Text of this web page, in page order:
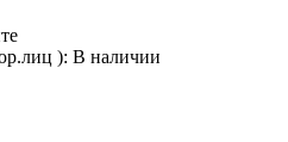
): В наличии